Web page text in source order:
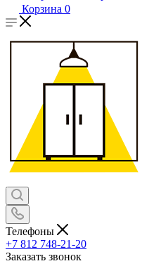
Корзина 0
Телефоны
+7 812 748-21-20
Заказать звонок